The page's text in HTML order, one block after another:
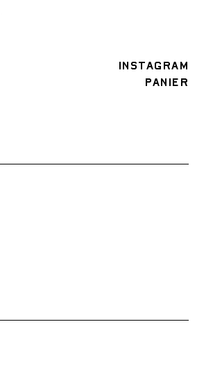
INSTAGRAM
PANIER